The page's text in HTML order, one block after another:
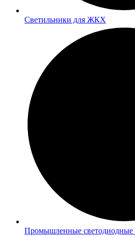
Светильники для ЖКХ
Промышленные светодиодные